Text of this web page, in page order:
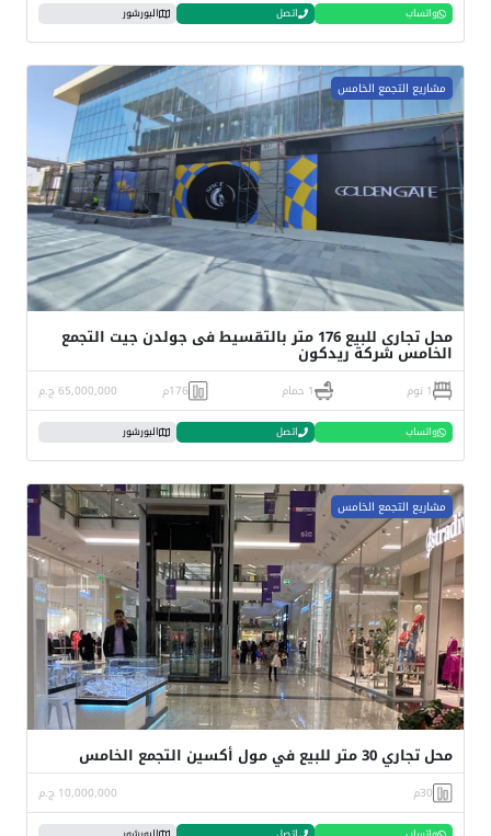
واتساب اتصل البورشور
مشاريع التجمع الخامس
محل تجارى للبيع 176 متر بالتقسيط فى جولدن جيت التجمع
الخامس شركة ريدكون
1 نوم 1 حمام 176م 65,000,000 ج.م
واتساب اتصل البورشور
مشاريع التجمع الخامس
محل تجاري 30 متر للبيع في مول أكسين التجمع الخامس
30م 10,000,000 ج.م